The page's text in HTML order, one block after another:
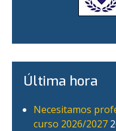
Última hora
Necesitamos
curso 2026/2027